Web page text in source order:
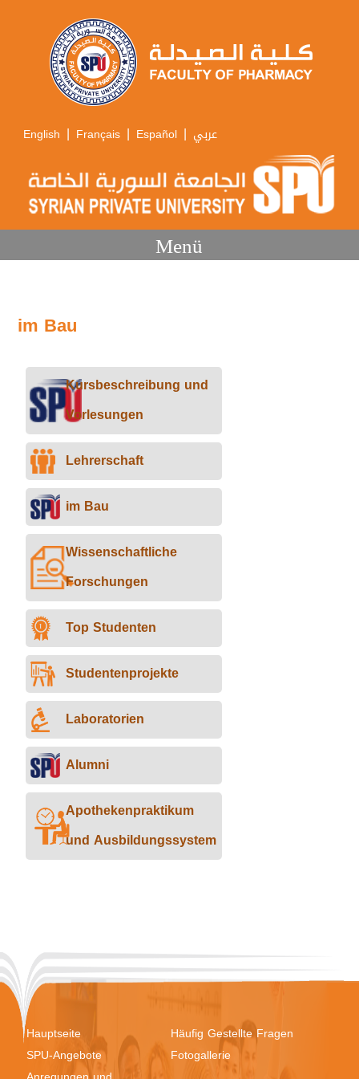
English | Français | Español | عربي
Menü
im Bau
Kursbeschreibung und
Vorlesungen
Lehrerschaft
im Bau
Wissenschaftliche
Forschungen
Top Studenten
Studentenprojekte
Laboratorien
Alumni
Apothekenpraktikum
und Ausbildungssystem
im
Bau
im
Bau
Hauptseite
Häufig Gestellte Fragen
SPU-Angebote
Fotogallerie